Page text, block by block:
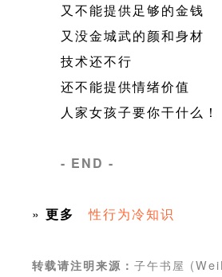
又不能提供足够的金钱
又没金城武的颜和身材
技术还不行
还不能提供情绪价值
人家女孩子要你干什么！
- END -
» 更多 性行为冷知识
转载请注明来源： 子午书屋